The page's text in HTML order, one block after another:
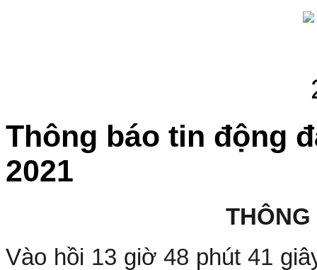
Thông báo tin động
2021
Vào hồi 13 giờ48 phút41